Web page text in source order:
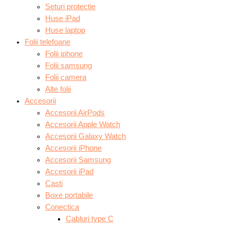
Seturi protectie
Huse iPad
Huse laptop
Folii telefoane
Folii iphone
Folii samsung
Folii camera
Alte folii
Accesorii
Accesorii AirPods
Accesorii Apple Watch
Accesorii Galaxy Watch
Accesorii iPhone
Accesorii Samsung
Accesorii iPad
Casti
Boxe portabile
Conectica
Cabluri type C